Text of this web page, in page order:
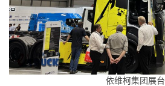
依维柯集团展台